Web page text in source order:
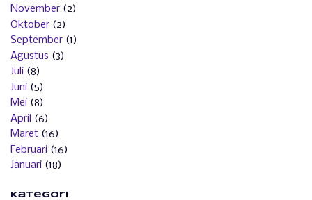
November (2)
Oktober (2)
September (1)
Agustus (3)
Juli (8)
Juni (5)
Mei (8)
April (6)
Maret (16)
Februari (16)
Januari (18)
Kategori